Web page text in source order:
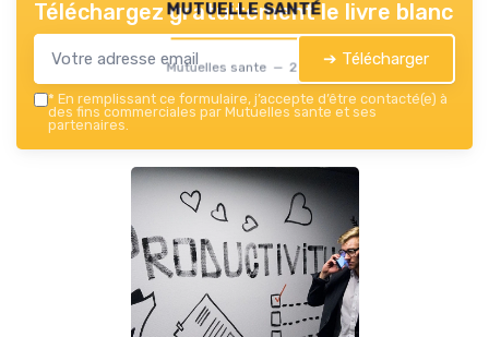
mutuelle santé
Mutuelles sante — 2026
Téléchargez gratuitement le livre blanc
➔ Télécharger
* En remplissant ce formulaire, j’accepte d’être contacté(e) à
des fins commerciales par Mutuelles sante et ses
partenaires.